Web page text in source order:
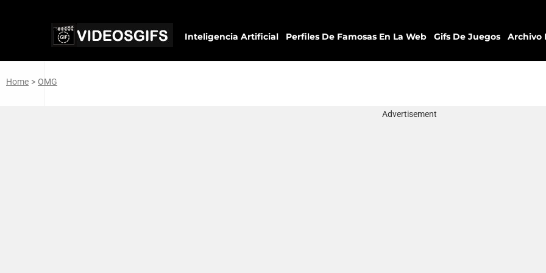
Inteligencia Artificial Perfiles De Famosas En La Web Gifs De Juegos Archivo
Home > OMG
Advertisement